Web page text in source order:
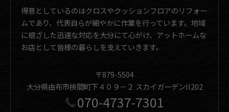
得意としているのはクロスやクッションフロアのリフォー
ムであり、代表自らが細やかに作業を行っています。地域
に根ざした迅速な対応を大分にて心がけ、アットホームな
お店として皆様の暮らしを支えていきます。
〒879-5504
大分県由布市挾間町下４０９－２ スカイガーデンII202
070-4737-7301